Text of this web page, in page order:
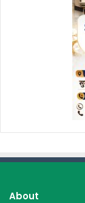
About